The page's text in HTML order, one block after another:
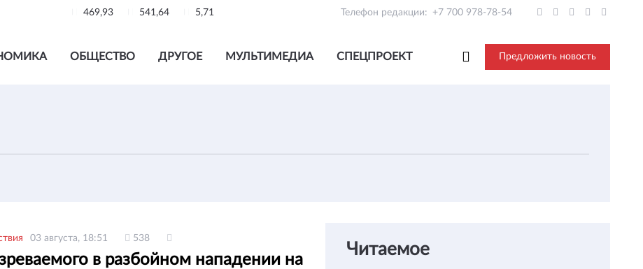
469,93 541,64 5,71 Телефон редакции: +7 700 978-78-54
ОБЩЕСТВО ДРУГОЕ МУЛЬТИМЕДИА СПЕЦПРОЕКТ Предложить новость
03 августа, 18:51 538
в разбойном нападении на
Читаемое